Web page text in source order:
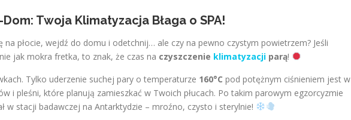
Twoja Klimatyzacja Błaga o SPA!
na płocie, wejdź do domu i odetchnij… ale czy na pewno czystym powietrzem? Jeśli
jak mokra fretka, to znak, że czas na czyszczenie klimatyzacji parą!
Tylko uderzenie suchej pary o temperaturze 160°C pod potężnym ciśnieniem jest w
i pleśni, które planują zamieszkać w Twoich płucach. Po takim parowym egzorcyzmie
w stacji badawczej na Antarktydzie – mroźno, czysto i sterylnie!